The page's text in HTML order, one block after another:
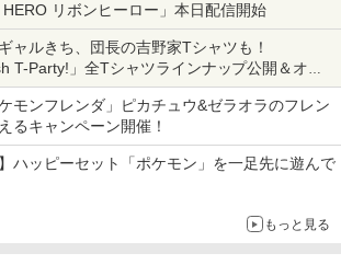
HERO リボンヒーロー」本日配信開始
ャルきち、団長の吉野家Tシャツも！
T-Party!」全Tシャツラインナップ公開＆オン
モンフレンダ」ピカチュウ&ゼラオラのフレン
るキャンペーン開催！
ハッピーセット「ポケモン」を一足先に遊んで
もっと見る